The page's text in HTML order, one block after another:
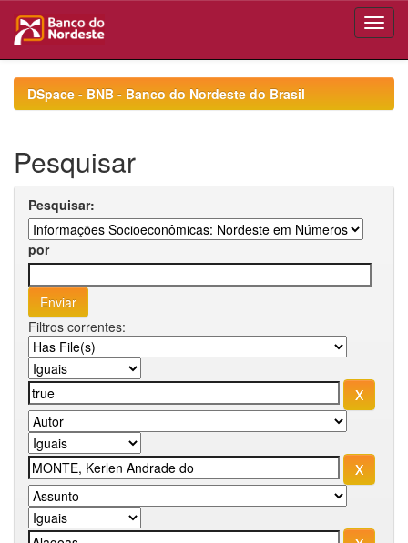
navigationDSpace - BNB - Banco do Nordeste do Brasil
Pesquisar
Pesquisar:
por
Filtros correntes: